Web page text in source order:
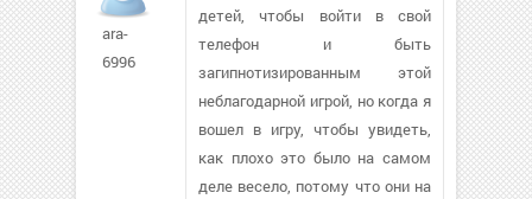
ara-
6996
детей, чтобы войти в свой
телефон и быть
загипнотизированным этой
неблагодарной игрой, но когда я
вошел в игру, чтобы увидеть,
как плохо это было на самом
деле весело, потому что они на